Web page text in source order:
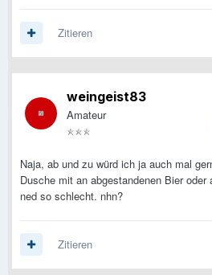
Zitieren
weingeist83
Amateur
Naja, ab und zu würd ich ja auch mal
Dusche mit an abgestandenen Bier
ned so schlecht. nhn?
Zitieren